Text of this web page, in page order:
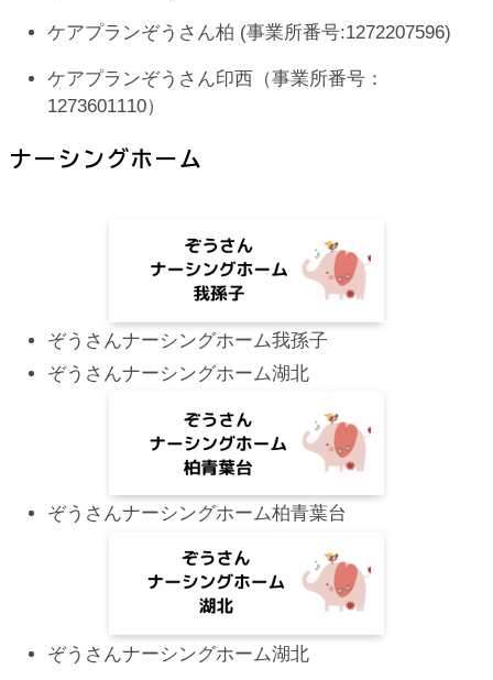
ケアプランぞうさん柏 (事業所番号:1272207596)
ケアプランぞうさん印西（事業所番号：
1273601110）
ナーシングホーム
ぞうさんナーシングホーム我孫子
ぞうさんナーシングホーム湖北
ぞうさんナーシングホーム柏青葉台
ぞうさんナーシングホーム湖北